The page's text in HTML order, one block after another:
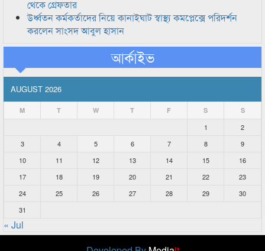
থেকে গ্রেফতার
উর্ধ্বতন কর্মকর্তাদের নিয়ে কানাইঘাট স্বাস্থ্য কমপ্লেক্সে পরিদর্শন
করলেন সাংসদ আবুল হাসান
আর্কাইভ
AUGUST 2026
M T W T F S S
1
2
3
4 5 6 7 8
9
10
11 12 13 14 15
16
17
18 19 20 21 22
23
24
25 26 27 28 29
30
31
« Jul